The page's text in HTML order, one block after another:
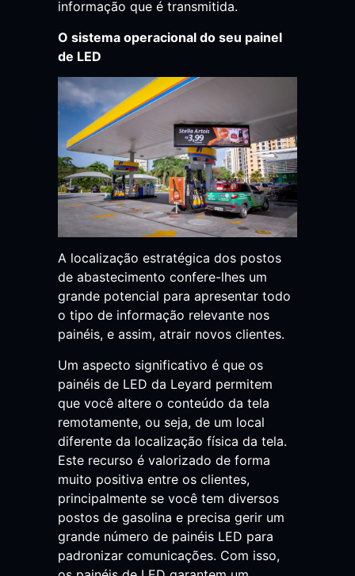
informação que é transmitida.
O sistema operacional do seu painel
de LED
A localização estratégica dos postos
de abastecimento confere-lhes um
grande potencial para apresentar todo
o tipo de informação relevante nos
painéis, e assim, atrair novos clientes.
Um aspecto significativo é que os
painéis de LED da Leyard permitem
que você altere o conteúdo da tela
remotamente, ou seja, de um local
diferente da localização física da tela.
Este recurso é valorizado de forma
muito positiva entre os clientes,
principalmente se você tem diversos
postos de gasolina e precisa gerir um
grande número de painéis LED para
padronizar comunicações. Com isso,